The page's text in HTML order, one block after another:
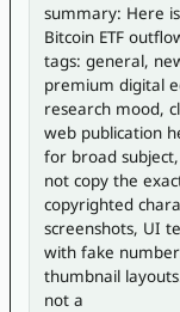
summary: Here
Bitcoin ETF
tags: general,
premium digital
research mood,
web publication
for broad
not copy the
copyrighted
screenshots, UI
with fake
thumbnail
not a